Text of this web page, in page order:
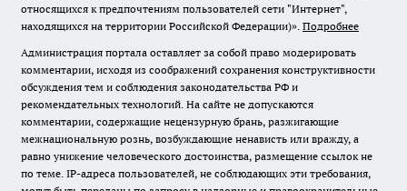
относящихся к предпочтениям пользователей сети "Интернет",
находящихся на территории Российской Федерации)». Подробнее
Администрация портала оставляет за собой право модерировать
комментарии, исходя из соображений сохранения конструктивности
обсуждения тем и соблюдения законодательства РФ и
рекомендательных технологий. На сайте не допускаются
комментарии, содержащие нецензурную брань, разжигающие
межнациональную рознь, возбуждающие ненависть или вражду, а
равно унижение человеческого достоинства, размещение ссылок не
по теме. IP-адреса пользователей, не соблюдающих эти требования,